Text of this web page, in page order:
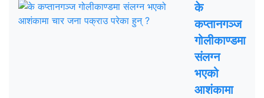
के
कप्तानगञ्ज
गोलीकाण्डमा
संलग्न
भएको
आशंकामा